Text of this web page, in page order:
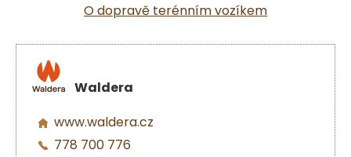
O dopravě terénním vozíkem
Waldera
www.waldera.cz
778 700 776